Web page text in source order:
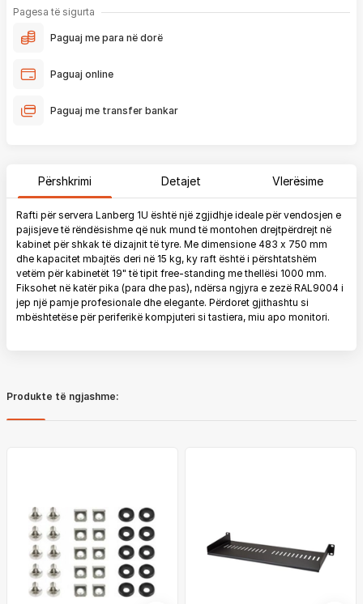
përfshirë momentin kur produkti arrin në depon tonë, dhe
më lartë. Ju lusim të keni parasysh që festat ndërkombëtare ndikojnë që
liferimi të shtyhet për rreth 2 ditë.
Pagesa të sigurta
Paguaj me para në dorë
Paguaj online
Paguaj me transfer bankar
Përshkrimi Detajet Vlerësime
Rafti për servera Lanberg 1U është një zgjidhje ideale për vendosjen e
pajisjeve të rëndësishme që nuk mund të montohen drejtpërdrejt në
kabinet për shkak të dizajnit të tyre. Me dimensione 483 x 750 mm
dhe kapacitet mbajtës deri në 15 kg, ky raft është i përshtatshëm
vetëm për kabinetët 19" të tipit free-standing me thellësi 1000 mm.
Fiksohet në katër pika (para dhe pas), ndërsa ngjyra e zezë RAL9004 i
jep një pamje profesionale dhe elegante. Përdoret gjithashtu si
mbështetëse për periferikë kompjuteri si tastiera, miu apo monitori.
Produkte të ngjashme: